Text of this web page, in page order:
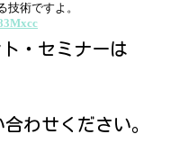
術ですよ。
・セミナーは
わせください。